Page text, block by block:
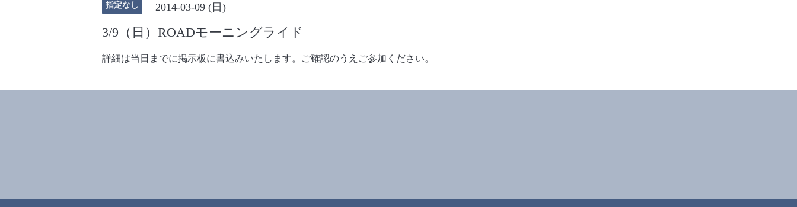
指定なし 2014-03-09 (日)
3/9（日）ROADモーニングライド
詳細は当日までに掲示板に書込みいたします。ご確認のうえご参加ください。